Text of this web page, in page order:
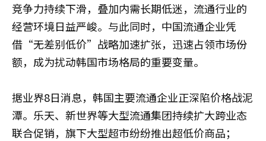
竞争力持续下滑，叠加内需长期低迷，流通行业的
经营环境日益严峻。与此同时，中国流通企业凭
借“无差别低价”战略加速扩张，迅速占领市场份
额，成为扰动韩国市场格局的重要变量。
据业界8日消息，韩国主要流通企业正深陷价格战泥
潭。乐天、新世界等大型流通集团持续扩大跨业态
联合促销，旗下大型超市纷纷推出超低价商品；